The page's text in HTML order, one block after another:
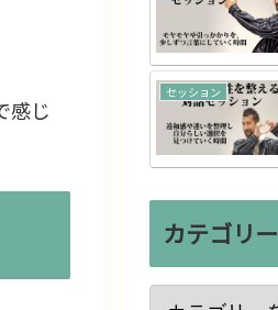
感じ
セッション
カテゴリー